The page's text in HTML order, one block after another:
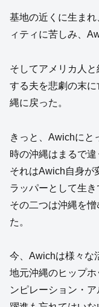
基地の近くに生ま
ィティに苦しみ、
そしてアメリカ人
する夫を悲劇の末
縄に戻った。
きっと、Awichにと
時の沖縄はまるで違
それはAwich自身が
ラッパーとして生き
その二つは沖縄を
た。
今、Awichは様々な
地元沖縄のヒップ
ンピレーション・